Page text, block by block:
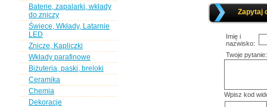
Baterie, zapalarki, wkłady
do zniczy
Świece, Wkłady, Latarnie
LED
Znicze, Kapliczki
Wkłady parafinowe
Biżuteria, paski, breloki
Ceramika
Chemia
Dekoracje
Zapytaj
Imię i
nazwisko:
Twoje pytanie:
Wpisz kod